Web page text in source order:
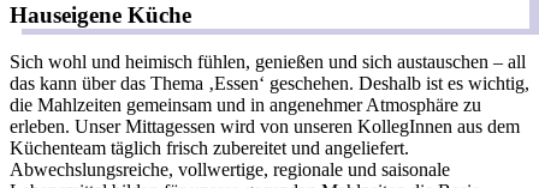
Hauseigene Küche
Sich wohl und heimisch fühlen, genießen und sich austauschen – all
das kann über das Thema ‚Essen‘ geschehen. Deshalb ist es wichtig,
die Mahlzeiten gemeinsam und in angenehmer Atmosphäre zu
erleben. Unser Mittagessen wird von unseren KollegInnen aus dem
Küchenteam täglich frisch zubereitet und angeliefert.
Abwechslungsreiche, vollwertige, regionale und saisonale